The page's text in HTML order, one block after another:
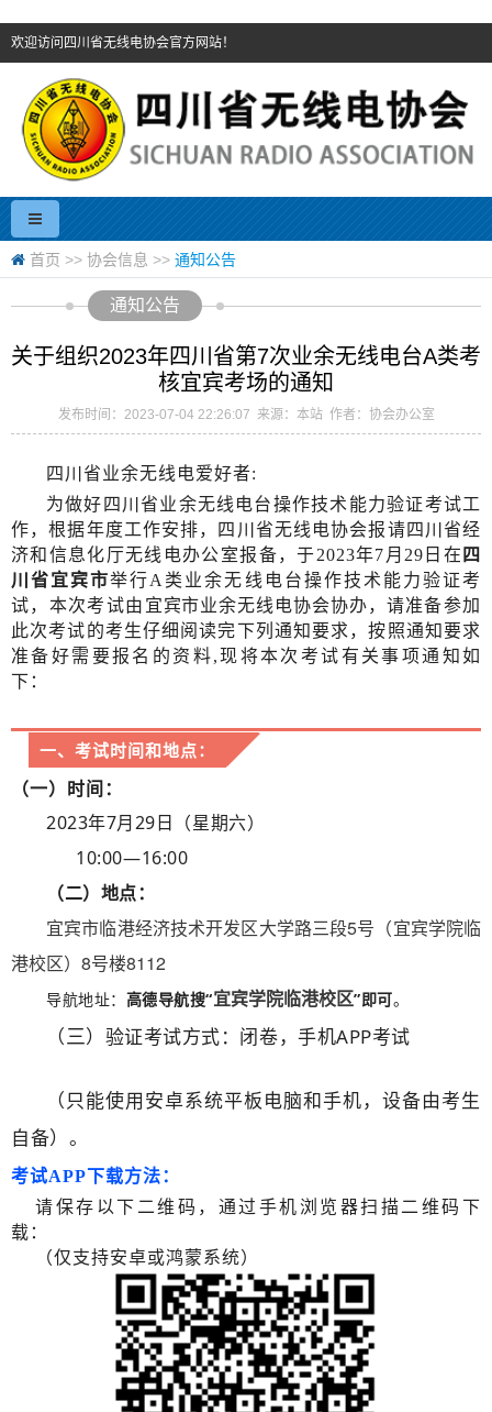
欢迎访问四川省无线电协会官方网站！
首页 >> 协会信息 >> 通知公告
通知公告
关于组织2023年四川省第7次业余无线电台A类考
核宜宾考场的通知
发布时间：2023-07-04 22:26:07 来源：本站 作者：协会办公室
四川省业余无线电爱好者:
为做好四川省业余无线电台操作技术能力验证考试工
作，根据年度工作安排，四川省无线电协会报请四川省经
济和信息化厅无线电办公室报备，于2023年7月29日在 四
川省宜宾市举行A类业余无线电台操作技术能力验证考
试，本次考试由 宜宾市业余无线电协会协办，
请准备参加
此次考试的考生仔细阅读完下列通知要求，按照通知要求
准备好需要报名的资料,现将本次考试有关事项通知如
下：
一、考试时间和地点：
（一）时间：
2023年7月29日（星期六）
10:00—16:00
（二）地点：
宜宾市临港经济技术开发区大学路三段5号（宜宾学院临
港校区）8号楼8112
导航地址： 高德导航搜“宜宾学院临港校区”即可。
（三）验证考试方式：闭卷，手机APP考试
（只能使用安卓系统平板电脑和手机，设备由考生
自备）。
考试APP下载方法：
请保存以下二维码，通过手机浏览器扫描二维码下
载：
（仅支持安卓或鸿蒙系统）